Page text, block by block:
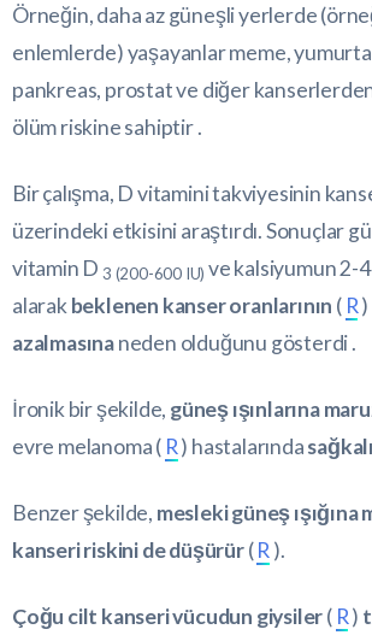
Örneğin, daha az güneşli yerlerde
enlemlerde) yaşayanlar meme,
pankreas, prostat ve diğer
ölüm riskine sahiptir .
Bir çalışma, D vitamini takviyesinin
üzerindeki etkisini araştırdı. Sonuçlar
vitamin D 3 (200-600 IU) ve kalsiyumun 2-4
alarakbeklenen kanser oranlarının ( R)
azalmasınaneden olduğunu gösterdi .
İronik bir şekilde, güneş ışınlarına
evre melanoma ( R) hastalarında
Benzer şekilde, mesleki güneş ışığına
kanseri riskini de düşürür(R).
Çoğu cilt kanseri vücudun giysiler( R)